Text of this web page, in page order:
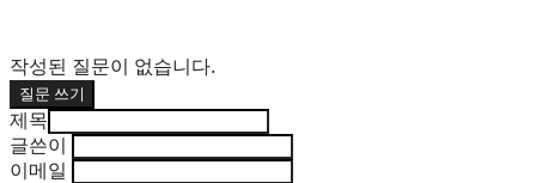
작성된 질문이 없습니다.
질문 쓰기
제목
글쓴이
이메일